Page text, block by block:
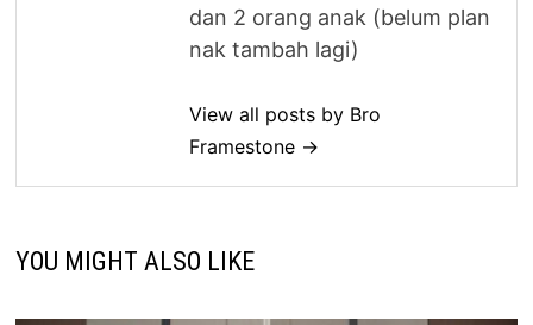
dan 2 orang anak (belum plan
nak tambah lagi)
View all posts by Bro
Framestone →
YOU MIGHT ALSO LIKE